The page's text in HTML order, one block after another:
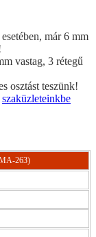
már 6 mm
vastag, 3 rétegű
osztást teszünk!
szaküzleteinkbe
263)